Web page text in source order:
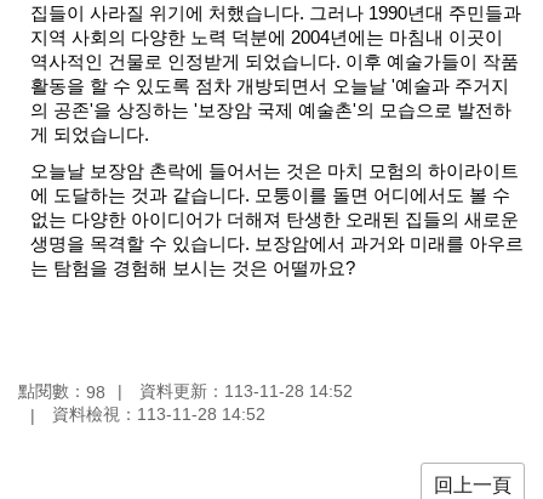
珍
貴
文
化
資
補
助/
申
政
府
집들이 사라질 위기에 처했습니다. 그러나 1990년대 주민들과
지역 사회의 다양한 노력 덕분에 2004년에는 마침내 이곳이
역사적인 건물로 인정받게 되었습니다. 이후 예술가들이 작품
활동을 할 수 있도록 점차 개방되면서 오늘날 '예술과 주거지
의 공존'을 상징하는 '보장암 국제 예술촌'의 모습으로 발전하
게 되었습니다.
오늘날 보장암 촌락에 들어서는 것은 마치 모험의 하이라이트
에 도달하는 것과 같습니다. 모퉁이를 돌면 어디에서도 볼 수
없는 다양한 아이디어가 더해져 탄생한 오래된 집들의 새로운
생명을 목격할 수 있습니다. 보장암에서 과거와 미래를 아우르
는 탐험을 경험해 보시는 것은 어떨까요?
點閱數： 98 資料更新： 113-11-28 14:52
資料檢視： 113-11-28 14:52
回上一頁